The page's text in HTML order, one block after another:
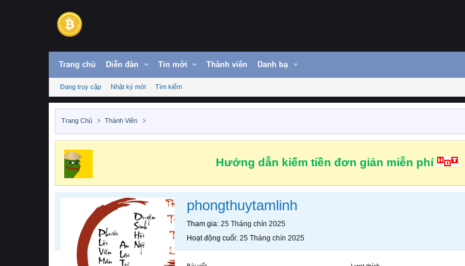
Trang chủ Diễn đàn Tin mới Thành viên Danh bạ
Đang truy cập Nhật ký mới Tìm kiếm
Trang Chủ Thành Viên
Hướng dẫn kiếm tiền đơn giản miễn phí
phongthuytamlinh
Tham gia 25 Tháng chín 2025
Hoạt động cuối 25 Tháng chín 2025